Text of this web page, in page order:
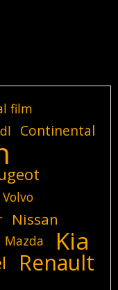
film
Continental
Volvo
Nissan
Mazda Kia
Renault